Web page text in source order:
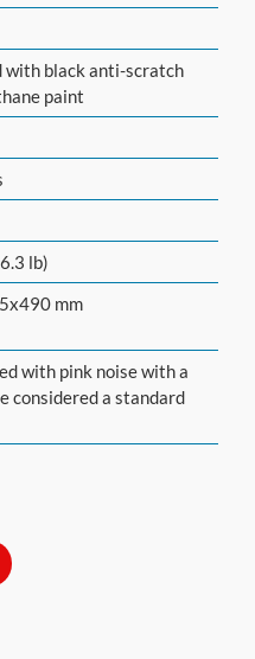
with black anti-scratch
paint
lb)
mm
with pink noise with a
considered a standard